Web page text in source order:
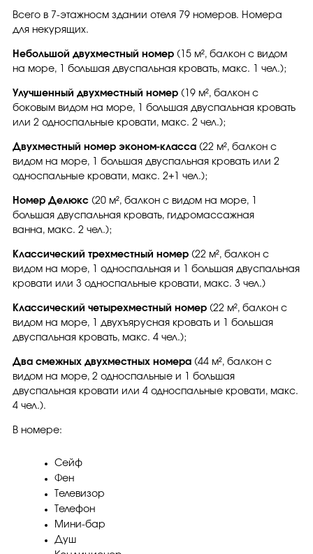
Всего в 7-этажносм здании отеля 79 номеров. Номера
для некурящих.
Небольшой двухместный номер (15 м², балкон с видом
на море, 1 большая двуспальная кровать, макс. 1 чел.);
Улучшенный двухместный номер (19 м², балкон с
боковым видом на море, 1 большая двуспальная кровать
или 2 односпальные кровати, макс. 2 чел.);
Двухместный номер эконом-класса (22 м², балкон с
видом на море, 1 большая двуспальная кровать или 2
односпальные кровати, макс. 2+1 чел.);
Номер Делюкс (20 м², балкон с видом на море, 1
большая двуспальная кровать, гидромассажная
ванна, макс. 2 чел.);
Классический трехместный номер (22 м², балкон с
видом на море, 1 односпальная и 1 большая двуспальная
кровати или 3 односпальные кровати, макс. 3 чел.)
Классический четырехместный номер (22 м², балкон с
видом на море, 1 двухъярусная кровать и 1 большая
двуспальная кровать, макс. 4 чел.);
Два смежных двухместных номера (44 м², балкон с
видом на море, 2 односпальные и 1 большая
двуспальная кровати или 4 односпальные кровати, макс.
4 чел.).
В номере:
Сейф
Фен
Телевизор
Телефон
Мини-бар
Душ